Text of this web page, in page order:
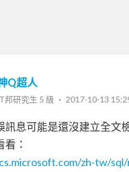
Q超人
邦研究生 5 級 ‧ 2017-10-13
訊息可能是還沒建立全文
看：
zh-tw/